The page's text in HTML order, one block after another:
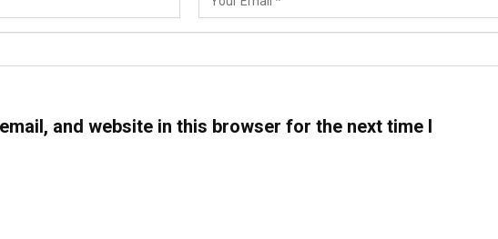
and website in this browser for the next time I